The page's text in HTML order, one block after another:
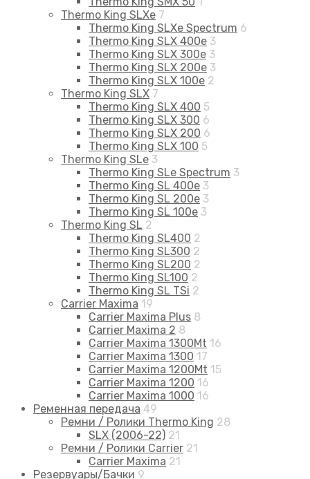
Thermo King SLXe 7
Thermo King SLXe Spectrum 6
Thermo King SLX 400e 3
Thermo King SLX 300e 3
Thermo King SLX 200e 3
Thermo King SLX 100e 2
Thermo King SLX 7
Thermo King SLX 400 5
Thermo King SLX 300 6
Thermo King SLX 200 6
Thermo King SLX 100 5
Thermo King SLe 3
Thermo King SLe Spectrum 3
Thermo King SL 400e 3
Thermo King SL 200e 3
Thermo King SL 100e 3
Thermo King SL 2
Thermo King SL400 2
Thermo King SL300 2
Thermo King SL200 2
Thermo King SL100 2
Thermo King SL TSi 2
Carrier Maxima 19
Carrier Maxima Plus 8
Carrier Maxima 2 8
Carrier Maxima 1300Mt 16
Carrier Maxima 1300 17
Carrier Maxima 1200Mt 15
Carrier Maxima 1200 16
Carrier Maxima 1000 16
Ременная передача 49
Ремни / Ролики Thermo King 28
SLX (2006-22) 21
Ремни / Ролики Carrier 21
Carrier Maxima 21
Резервуары/Бачки 9